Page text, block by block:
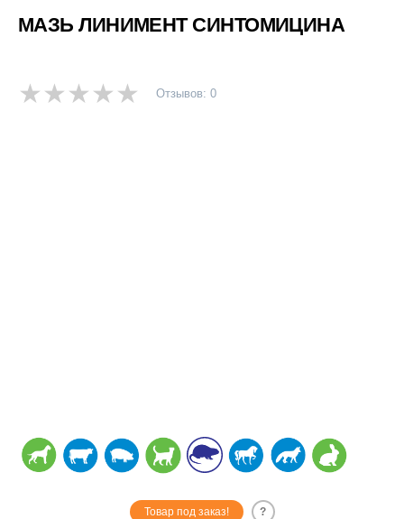
МАЗЬ ЛИНИМЕНТ СИНТОМИЦИНА
Отзывов: 0
Товар под заказ! ?